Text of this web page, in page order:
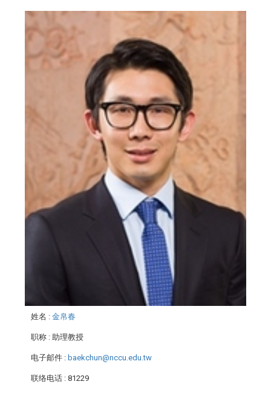
姓名 : 金帛春
职称 : 助理教授
电子邮件 : baekchun@nccu.edu.tw
联络电话 : 81229